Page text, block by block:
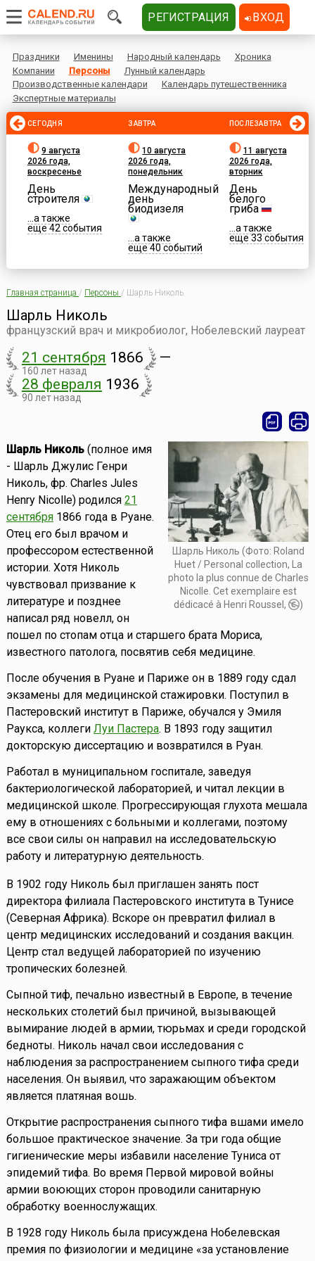
Праздники Именины Народный календарь
Хроника
Компании
Персоны
Лунный календарь
Производственные календари
Календарь путешественника
Экспертные материалы
СЕГОДНЯ
9 августа
2026 года,
воскресенье
День
строителя
...а также
еще 42 события
ЗАВТРА
10 августа
2026 года,
понедельник
Международный
день
биодизеля
...а также
еще 40 событий
ПОСЛЕЗАВТРА
11 августа
2026 года,
вторник
День
белого
гриба
...а также
еще 33 события
Главная страница / Персоны / Шарль Николь
Шарль Николь
французский врач и микробиолог, Нобелевский лауреат
21 сентября 1866
160 лет назад
—
28 февраля 1936
90 лет назад
Шарль Николь (Фото: Roland
Huet / Personal collection, La
photo la plus connue de Charles
Nicolle. Cet exemplaire est
dédicacé à Henri Roussel,
)
Шарль Николь(полное имя
- Шарль Джулис Генри
Николь, фр. Charles Jules
Henry Nicolle) родился 21
сентября1866 года в Руане.
Отец его был врачом и
профессором естественной
истории. Хотя Николь
чувствовал призвание к
литературе и позднее
написал ряд новелл, он
пошел по стопам отца и старшего брата Мориса,
известного патолога, посвятив себя медицине.
После обучения в Руане и Париже он в 1889 году сдал
экзамены для медицинской стажировки. Поступил в
Пастеровский институт в Париже, обучался у Эмиля
Раукса, коллеги Луи Пастера. В 1893 году защитил
докторскую диссертацию и возвратился в Руан.
Работал в муниципальном госпитале, заведуя
бактериологической лабораторией, и читал лекции в
медицинской школе. Прогрессирующая глухота мешала
ему в отношениях с больными и коллегами, поэтому
все свои силы он направил на исследовательскую
работу и литературную деятельность.
В 1902 году Николь был приглашен занять пост
директора филиала Пастеровского института в Тунисе
(Северная Африка). Вскоре он превратил филиал в
центр медицинских исследований и создания вакцин.
Центр стал ведущей лабораторией по изучению
тропических болезней.
Сыпной тиф, печально известный в Европе, в течение
нескольких столетий был причиной, вызывающей
вымирание людей в армии, тюрьмах и среди городской
бедноты. Николь начал свои исследования с
наблюдения за распространением сыпного тифа среди
населения. Он выявил, что заражающим объектом
является платяная вошь.
Открытие распространения сыпного тифа вшами имело
большое практическое значение. За три года общие
гигиенические меры избавили население Туниса от
эпидемий тифа. Во время Первой мировой войны
армии воюющих сторон проводили санитарную
обработку военнослужащих.
В 1928 году Николь была присуждена Нобелевская
премия по физиологии и медицине «за установление
РЕГИСТРАЦИЯ ВХОД